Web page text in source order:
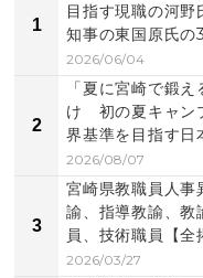
1
目指す現職の河
知事の東国原氏の
2026/06/04
2
「夏に宮崎で鍛
け 初の夏キャン
界基準を目指す日
2026/08/07
3
宮崎県教職員人事
諭、指導教諭、教
員、技術職員【全
2026/03/27